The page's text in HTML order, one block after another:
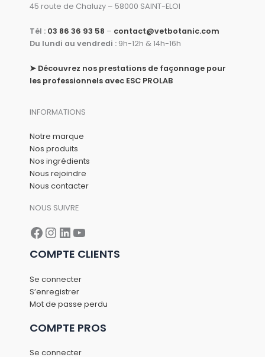
45 route de Chaluzy – 58000 SAINT-ELOI
Tél : 03 86 36 93 58 – contact@vetbotanic.com
Du lundi au vendredi : 9h-12h & 14h-16h
➤ Découvrez nos prestations de façonnage pour
les professionnels avec ESC PROLAB
INFORMATIONS
Notre marque
Nos produits
Nos ingrédients
Nous rejoindre
Nous contacter
NOUS SUIVRE
Facebook
Instagram
LinkedIn
YouTube
COMPTE CLIENTS
Se connecter
S’enregistrer
Mot de passe perdu
COMPTE PROS
Se connecter